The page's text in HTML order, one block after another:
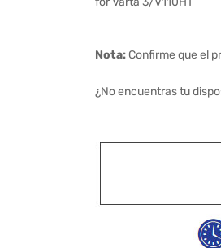
Nota:Confirme que el
¿No encuentras tu